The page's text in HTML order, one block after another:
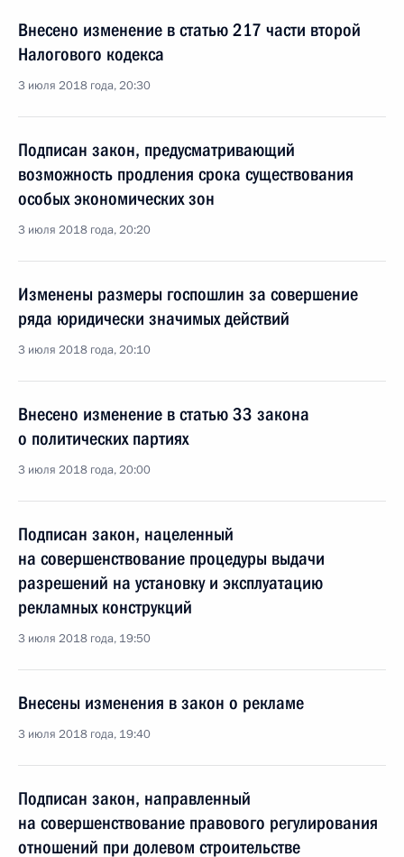
Внесено изменение в статью 217 части второй
Налогового кодекса
3 июля 2018 года, 20:30
Подписан закон, предусматривающий
возможность продления срока существования
особых экономических зон
3 июля 2018 года, 20:20
Изменены размеры госпошлин за совершение
ряда юридически значимых действий
3 июля 2018 года, 20:10
Внесено изменение в статью 33 закона
о политических партиях
3 июля 2018 года, 20:00
Подписан закон, нацеленный
на совершенствование процедуры выдачи
разрешений на установку и эксплуатацию
рекламных конструкций
3 июля 2018 года, 19:50
Внесены изменения в закон о рекламе
3 июля 2018 года, 19:40
Подписан закон, направленный
на совершенствование правового регулирования
отношений при долевом строительстве